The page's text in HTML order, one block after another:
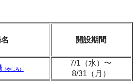
開設期間
（やしろ）
7/1（水）〜
8/31（月）